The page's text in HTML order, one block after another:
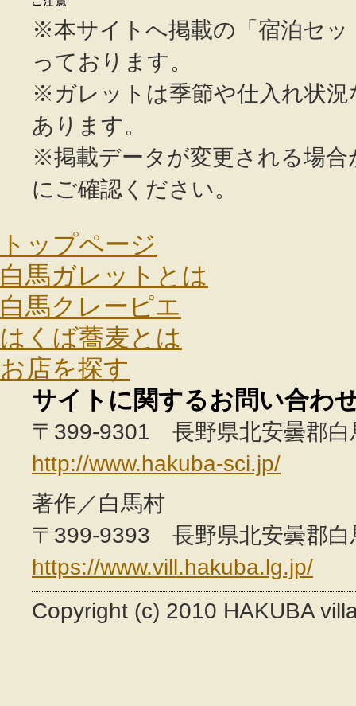
※本サイトへ掲載の「宿泊セ
っております。
※ガレットは季節や仕入れ状
あります。
※掲載データが変更される場
にご確認ください。
トップページ
白馬ガレットとは
白馬クレーピエ
はくば蕎麦とは
お店を探す
サイトに関するお問い合わ
〒399-9301 長野県北安曇郡
http://www.hakuba-sci.jp/
著作／白馬村
〒399-9393 長野県北安曇郡
https://www.vill.hakuba.lg.jp/
Copyright (c) 2010 HAKUBA